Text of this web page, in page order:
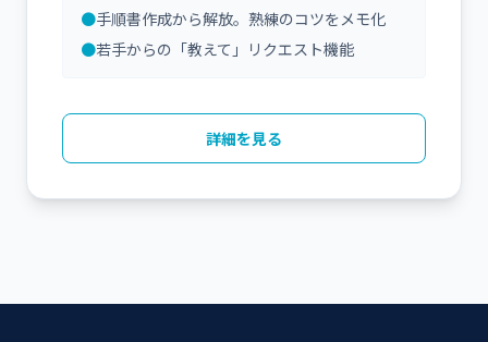
●手順書作成から解放。熟練のコツをメモ化
●若手からの「教えて」リクエスト機能
詳細を見る